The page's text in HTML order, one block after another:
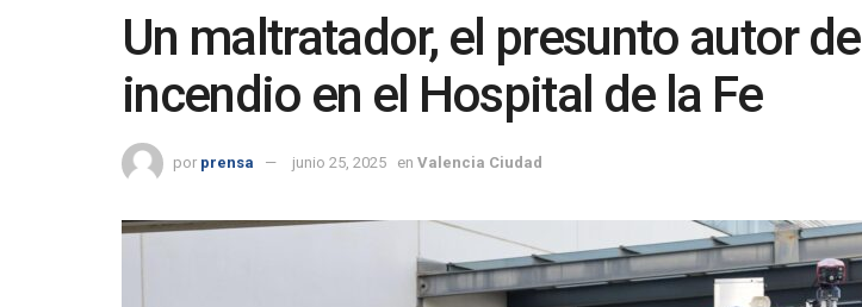
Un maltratador, el presunto autor del
incendio en el Hospital de la Fe
por prensa junio 25, 2025 en Valencia Ciudad